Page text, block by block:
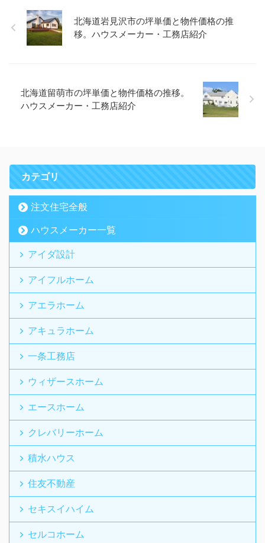
北海道岩見沢市の坪単価と物件価格の推
移。ハウスメーカー・工務店紹介
北海道留萌市の坪単価と物件価格の推移。
ハウスメーカー・工務店紹介
カテゴリ
注文住宅全般
ハウスメーカー一覧
アイダ設計
アイフルホーム
アエラホーム
アキュラホーム
一条工務店
ウィザースホーム
エースホーム
クレバリーホーム
積水ハウス
住友不動産
セキスイハイム
セルコホーム